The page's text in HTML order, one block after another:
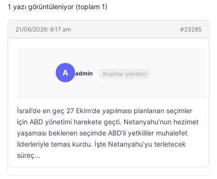
1 yazı görüntüleniyor (toplam 1)
21/06/2026: 9:17 am #23285
A admin Anahtar yönetici
İsrail’de en geç 27 Ekim’de yapılması planlanan seçimler
için ABD yönetimi harekete geçti. Netanyahu’nun hezimet
yaşaması beklenen seçimde ABD’li yetkililer muhalefet
liderleriyle temas kurdu. İşte Netanyahu’yu terletecek
süreç…